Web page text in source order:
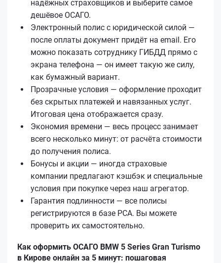
надёжных страховщиков и выберите самое
дешёвое ОСАГО.
Электронный полис с юридической силой —
после оплаты документ придёт на email. Его
можно показать сотруднику ГИБДД прямо с
экрана телефона — он имеет такую же силу,
как бумажный вариант.
Прозрачные условия — оформление проходит
без скрытых платежей и навязанных услуг.
Итоговая цена отображается сразу.
Экономия времени — весь процесс занимает
всего несколько минут: от расчёта стоимости
до получения полиса.
Бонусы и акции — иногда страховые
компании предлагают кэшбэк и специальные
условия при покупке через наш агрегатор.
Гарантия подлинности — все полисы
регистрируются в базе РСА. Вы можете
проверить их самостоятельно.
Как оформить ОСАГО BMW 5 Series Gran Turismo
в Кирове онлайн за 5 минут: пошаговая